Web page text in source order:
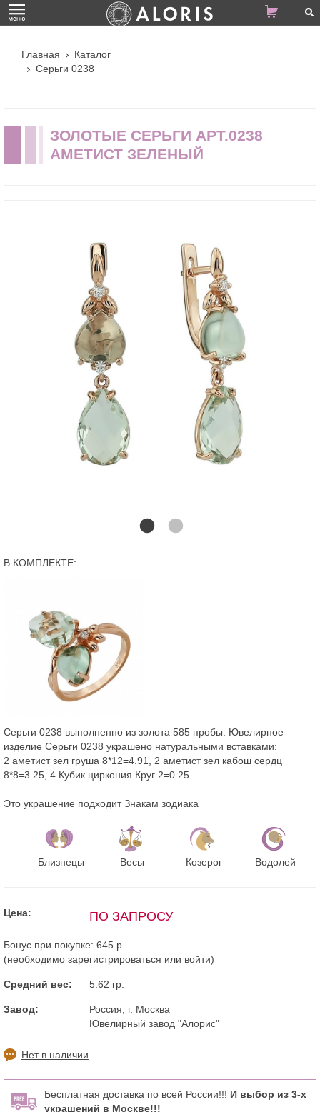
Главная
Каталог
Серьги 0238
ЗОЛОТЫЕ СЕРЬГИ АРТ.0238
АМЕТИСТ ЗЕЛЕНЫЙ
В КОМПЛЕКТЕ:
Серьги 0238 выполненно из золота 585 пробы. Ювелирное
изделие Серьги 0238 украшено натуральными вставками:
2 аметист зел груша 8*12=4.91, 2 аметист зел кабош сердц
8*8=3.25, 4 Кубик циркония Круг 2=0.25
Это украшение подходит Знакам зодиака
Близнецы Весы Козерог Водолей
Цена: ПО ЗАПРОСУ
Бонус при покупке: 645 р.
(необходимо зарегистрироваться или войти)
Средний вес: 5.62 гр.
Завод:
Россия, г. Москва
Ювелирный завод "Алорис"
Нет в наличии
Бесплатная доставка по всей России!!! И выбор из 3-х
украшений в Москве!!!